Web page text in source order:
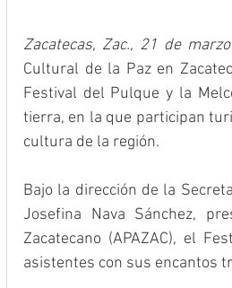
Zacatecas, Zac., 21 de
Cultural de la Paz en
Festival del Pulque y la
tierra, en la que participan
cultura de la región.
Bajo la dirección de la
Josefina Nava Sánchez,
Zacatecano (APAZAC), el
asistentes con sus encantos